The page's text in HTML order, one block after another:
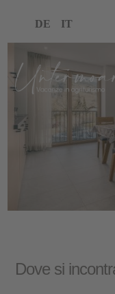
DE IT
Dove si